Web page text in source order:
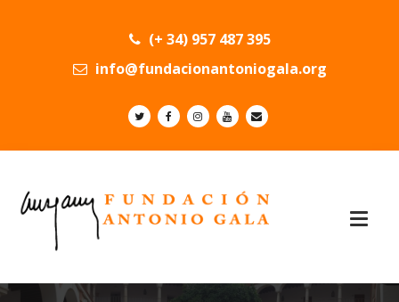
(+ 34) 957 487 395
info@fundacionantoniogala.org